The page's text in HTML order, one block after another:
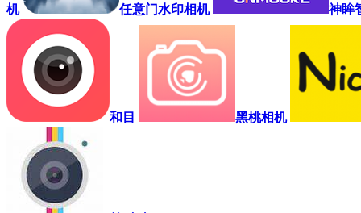
机 任意门水印相机 神眸
和目 黑桃相机